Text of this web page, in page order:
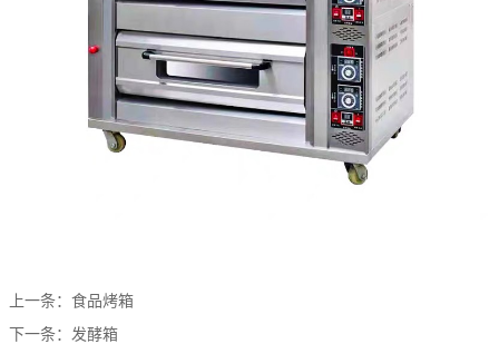
上一条： 食品烤箱
下一条： 发酵箱